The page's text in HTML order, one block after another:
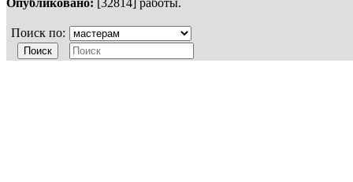
Опубликовано: [32814] работы.
Поиск по: